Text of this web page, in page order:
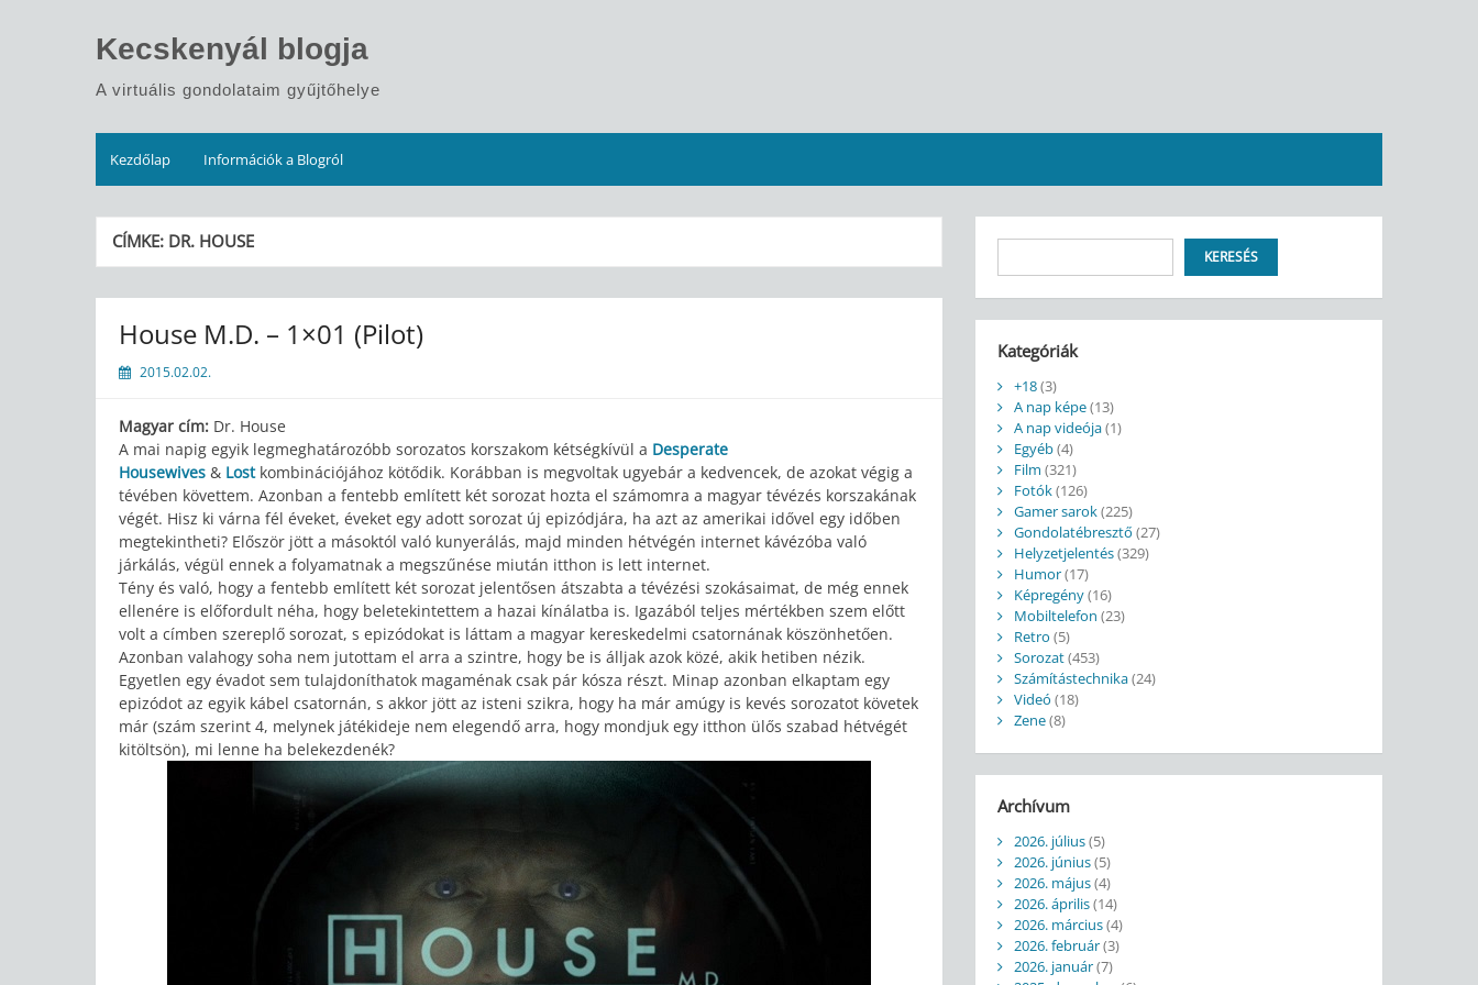
Kecskenyál blogja
A virtuális gondolataim gyűjtőhelye
Kezdőlap Információk a Blogról
CÍMKE: DR. HOUSE
House M.D. – 1×01 (Pilot)
2015.02.02.
Magyar cím: Dr. House
A mai napig egyik legmeghatározóbb sorozatos korszakom kétségkívül a Desperate
Housewives & Lost kombinációjához kötődik. Korábban is megvoltak ugyebár a kedvencek, de azokat végig a
tévében követtem. Azonban a fentebb említett két sorozat hozta el számomra a magyar tévézés korszakának
végét. Hisz ki várna fél éveket, éveket egy adott sorozat új epizódjára, ha azt az amerikai idővel egy időben
megtekintheti? Először jött a másoktól való kunyerálás, majd minden hétvégén internet kávézóba való
járkálás, végül ennek a folyamatnak a megszűnése miután itthon is lett internet.
Tény és való, hogy a fentebb említett két sorozat jelentősen átszabta a tévézési szokásaimat, de még ennek
ellenére is előfordult néha, hogy beletekintettem a hazai kínálatba is. Igazából teljes mértékben szem előtt
volt a címben szereplő sorozat, s epizódokat is láttam a magyar kereskedelmi csatornának köszönhetően.
Azonban valahogy soha nem jutottam el arra a szintre, hogy be is álljak azok közé, akik hetiben nézik.
Egyetlen egy évadot sem tulajdoníthatok magaménak csak pár kósza részt. Minap azonban elkaptam egy
epizódot az egyik kábel csatornán, s akkor jött az isteni szikra, hogy ha már amúgy is kevés sorozatot követek
már (szám szerint 4, melynek játékideje nem elegendő arra, hogy mondjuk egy itthon ülős szabad hétvégét
kitöltsön), mi lenne ha belekezdenék?
KERESÉS
Kategóriák
+18(3)
A nap képe(13)
A nap videója(1)
Egyéb(4)
Film (321)
Fotók(126)
Gamer sarok(225)
Gondolatébresztő (27)
Helyzetjelentés(329)
Humor(17)
Képregény(16)
Mobiltelefon (23)
Retro (5)
Sorozat(453)
Számítástechnika(24)
Videó (18)
Zene(8)
Archívum
2026. július(5)
2026. június(5)
2026. május(4)
2026. április(14)
2026. március(4)
2026. február(3)
2026. január(7)